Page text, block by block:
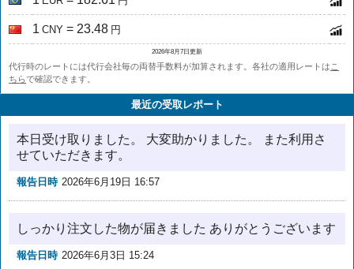
1 CNY = 23.48 円
2026年8月7日更新
代行時のレートには代行会社毎の両替手数料が加算されます。各社の適用レートは こ
ちらで確認できます。
最近の受取レポート
本日受け取りました。 大変助かりました。 また利用さ
せていただきます。
報告日時 2026年6月19日 16:57
しっかり注文した物が届きました ありがとうございます
報告日時 2026年6月3日 15:24